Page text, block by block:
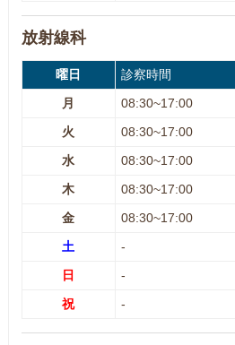
放射線科
曜日
診察時間
月
08:30~17:00
火
08:30~17:00
水
08:30~17:00
木
08:30~17:00
金
08:30~17:00
土
-
日
-
祝
-